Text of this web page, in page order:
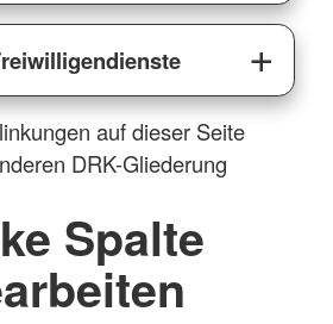
auf dieser Seite
DRK-Gliederung
Spalte